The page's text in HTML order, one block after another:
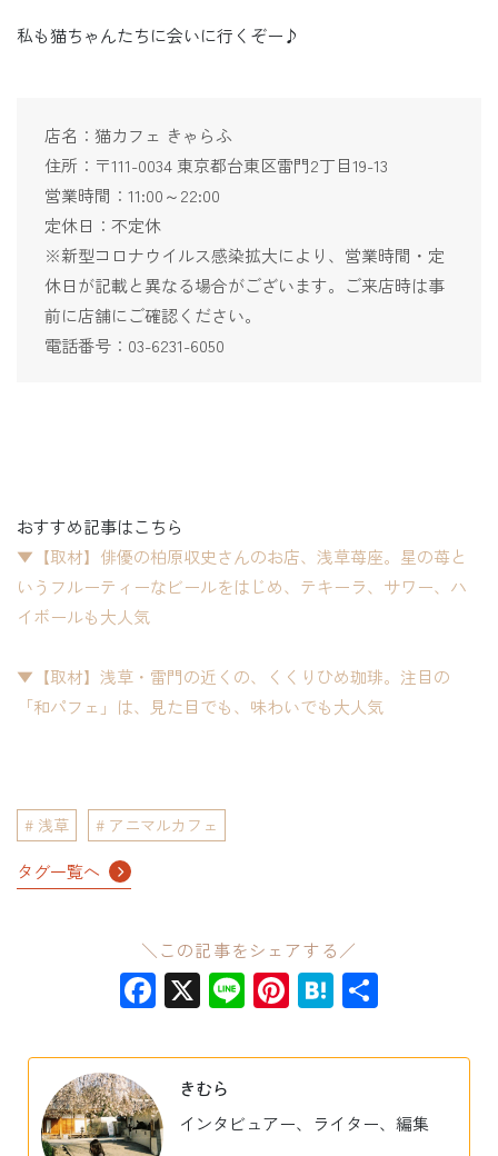
私も猫ちゃんたちに会いに行くぞー♪
店名：猫カフェ きゃらふ
住所：〒111-0034 東京都台東区雷門2丁目19-13
営業時間：11:00～22:00
定休日：不定休
※新型コロナウイルス感染拡大により、営業時間・定
休日が記載と異なる場合がございます。ご来店時は事
前に店舗にご確認ください。
電話番号：03-6231-6050
おすすめ記事はこちら
▼【取材】俳優の柏原収史さんのお店、浅草苺座。星の苺と
いうフルーティーなビールをはじめ、テキーラ、サワー、ハ
イボールも大人気
▼【取材】浅草・雷門の近くの、くくりひめ珈琲。注目の
「和パフェ」は、見た目でも、味わいでも大人気
浅草 アニマルカフェ
タグ一覧へ
＼この記事をシェアする／
Facebook
X LinePinterest
Hatena
きむら
インタビュアー、ライター、編集